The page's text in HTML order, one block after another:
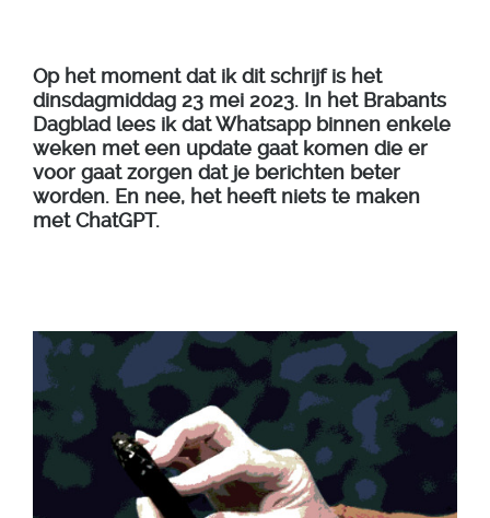
Op het moment dat ik dit schrijf is het
dinsdagmiddag 23 mei 2023. In het Brabants
Dagblad lees ik dat Whatsapp binnen enkele
weken met een update gaat komen die er
voor gaat zorgen dat je berichten beter
worden. En nee, het heeft niets te maken
met ChatGPT.